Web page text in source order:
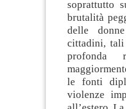
soprattutto
brutalità
delle
cittadini, tali
profonda
le fonti
violenze